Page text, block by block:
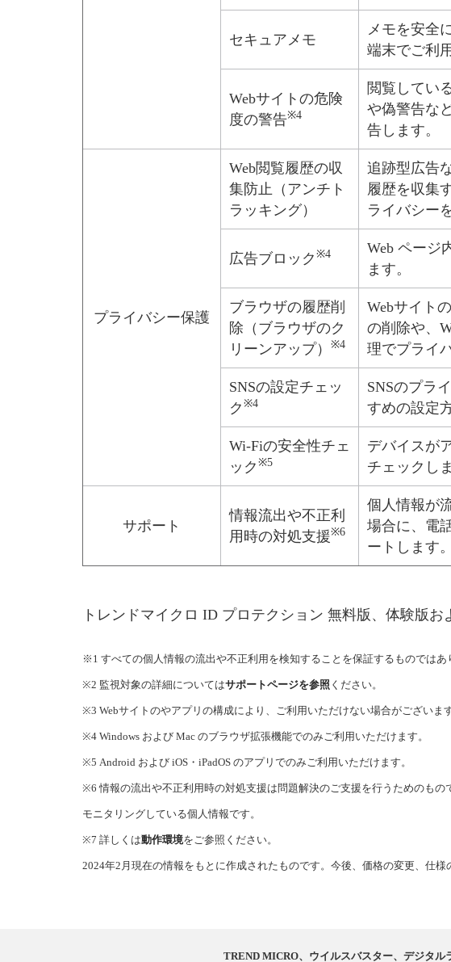
セキュアメモ
メモを安全
端末でご利
Webサイトの危険
度の警告※4
閲覧してい
や偽警告な
告します。
プライバシー保護
Web閲覧履歴の収
集防止（アンチト
ラッキング）
追跡型広告
履歴を収集
ライバシー
広告ブロック ※4
Web ページ
ます。
ブラウザの履歴削
除（ブラウザのク
リーンアップ）
※4
Webサイト
の削除や、
理でプライ
SNSの設定チェッ
ク ※4
SNSのプラ
すめの設定
Wi-Fiの安全性チェ
ック ※5
デバイスが
チェックし
サポート
情報流出や不正利
用時の対処支援※6
個人情報が
場合に、電
ートします。
トレンドマイクロ ID プロテクション 無料版、体験版
※1 すべての個人情報の流出や不正利用を検知することを保証するものではあ
※2 監視対象の詳細についてはサポートページを参照 ください。
※3 Webサイトのやアプリの構成により、ご利用いただけない場合がございま
※4 Windows および Mac のブラウザ拡張機能でのみご利用いただけます。
※5 Android および iOS・iPadOS のアプリでのみご利用いただけます。
※6 情報の流出や不正利用時の対処支援は問題解決のご支援を行うためのも
モニタリングしている個人情報です。
※7 詳しくは動作環境をご参照ください。
2024年2月現在の情報をもとに作成されたものです。今後、価格の変更、仕
TREND MICRO、ウイルスバスター、デジタル